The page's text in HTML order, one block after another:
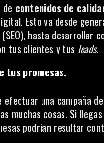
contenidos de
Esto va desde
hasta desarrollar
tus clientes y tus leads.
tus promesas.
efectuar una campaña de
muchas cosas. Si
podrían resultar